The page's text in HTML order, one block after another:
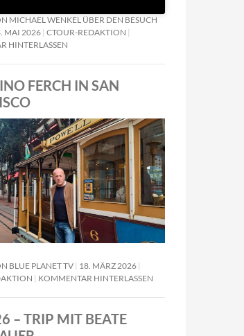
MICHAEL WENKEL ÜBER DEN BESUCH
MAI 2026 CTOUR-REDAKTION
HINTERLASSEN
FERCH IN SAN
BLUE PLANET TV 18. MÄRZ 2026
KOMMENTAR HINTERLASSEN
– TRIP MIT BEATE